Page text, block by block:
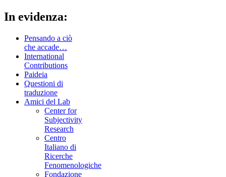
In evidenza:
Pensando a ciò
che accade…
International
Contributions
Paideia
Questioni di
traduzione
Amici del Lab
Center for
Subjectivity
Research
Centro
Italiano di
Ricerche
Fenomenologiche
Fondazione